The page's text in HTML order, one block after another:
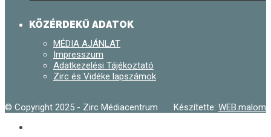
KÖZÉRDEKŰ ADATOK
MÉDIA AJÁNLAT
Impresszum
Adatkezelési Tájékoztató
Zirc és Vidéke lapszámok
© Copyright 2025 - Zirc Médiacentrum Készítette: WEB.malom